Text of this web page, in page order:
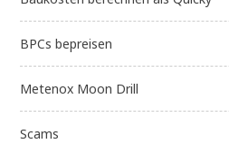
BPCs bepreisen
Metenox Moon Drill
Scams